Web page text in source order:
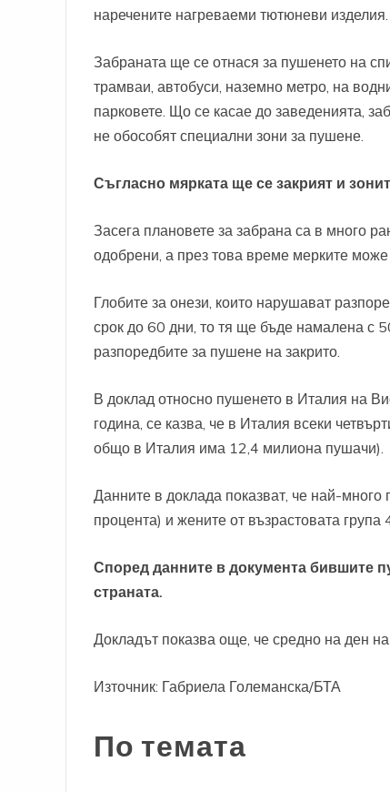
наречените нагреваеми тютюневи изделия.
Забраната ще се отнася за пушенето на
трамваи, автобуси, наземно метро, на
парковете. Що се касае до заведенията,
не обособят специални зони за пушене.
Съгласно мярката ще се закрият и
Засега плановете за забрана са в много
одобрени, а през това време мерките
Глобите за онези, които нарушават
срок до 60 дни, то тя ще бъде намалена с
разпоредбите за пушене на закрито.
В доклад относно пушенето в Италия на
година, се казва, че в Италия всеки
общо в Италия има 12,4 милиона пушачи).
Данните в доклада показват, че най-
процента) и жените от възрастовата
Според данните в документа бившите
страната.
Докладът показва още, че средно на ден
Източник: Габриела Големанска/БТА
По темата